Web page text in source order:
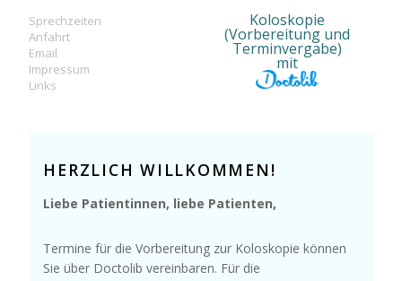
Sprechzeiten
Anfahrt
Email
Impressum
Links
Koloskopie
(Vorbereitung und
Terminvergabe)
mit
HERZLICH WILLKOMMEN!
Liebe Patientinnen, liebe Patienten,
Termine für die Vorbereitung zur Koloskopie können
Sie über Doctolib vereinbaren. Für die